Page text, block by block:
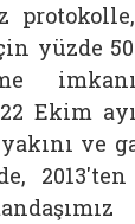
yüzde
Ekim
ve